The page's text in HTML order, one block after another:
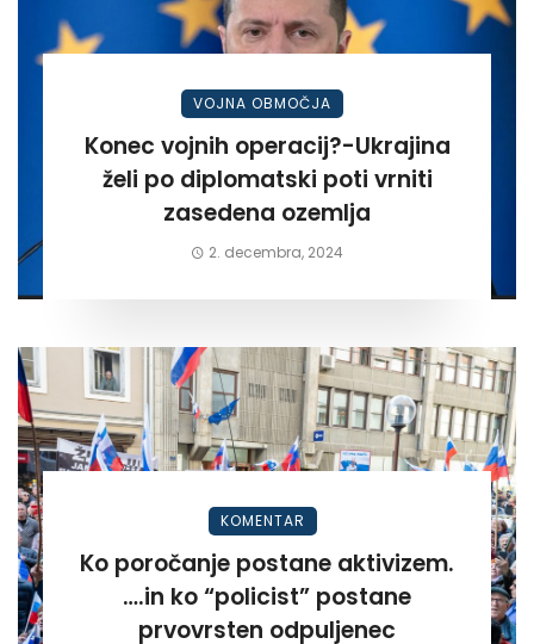
VOJNA OBMOČJA
Konec vojnih operacij?-Ukrajina
želi po diplomatski poti vrniti
zasedena ozemlja
2. decembra, 2024
KOMENTAR
Ko poročanje postane aktivizem.
….in ko “policist” postane
prvovrsten odpuljenec